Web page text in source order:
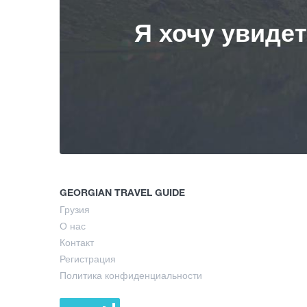
Я хочу
GEORGIAN TRAVEL GUIDE
Грузия
О нас
Контакт
Регистрация
Политика конфиденциальности